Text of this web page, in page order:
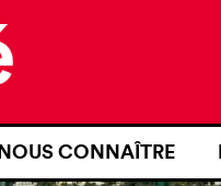
NOUS CONNAÎTRE